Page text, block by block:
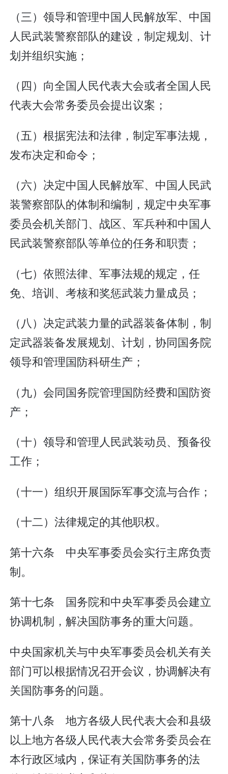
（三）领导和管理中国人民解放军、中国
人民武装警察部队的建设，制定规划、计
划并组织实施；
（四）向全国人民代表大会或者全国人民
代表大会常务委员会提出议案；
（五）根据宪法和法律，制定军事法规，
发布决定和命令；
（六）决定中国人民解放军、中国人民武
装警察部队的体制和编制，规定中央军事
委员会机关部门、战区、军兵种和中国人
民武装警察部队等单位的任务和职责；
（七）依照法律、军事法规的规定，任
免、培训、考核和奖惩武装力量成员；
（八）决定武装力量的武器装备体制，制
定武器装备发展规划、计划，协同国务院
领导和管理国防科研生产；
（九）会同国务院管理国防经费和国防资
产；
（十）领导和管理人民武装动员、预备役
工作；
（十一）组织开展国际军事交流与合作；
（十二）法律规定的其他职权。
第十六条 中央军事委员会实行主席负责
制。
第十七条 国务院和中央军事委员会建立
协调机制，解决国防事务的重大问题。
中央国家机关与中央军事委员会机关有关
部门可以根据情况召开会议，协调解决有
关国防事务的问题。
第十八条 地方各级人民代表大会和县级
以上地方各级人民代表大会常务委员会在
本行政区域内，保证有关国防事务的法